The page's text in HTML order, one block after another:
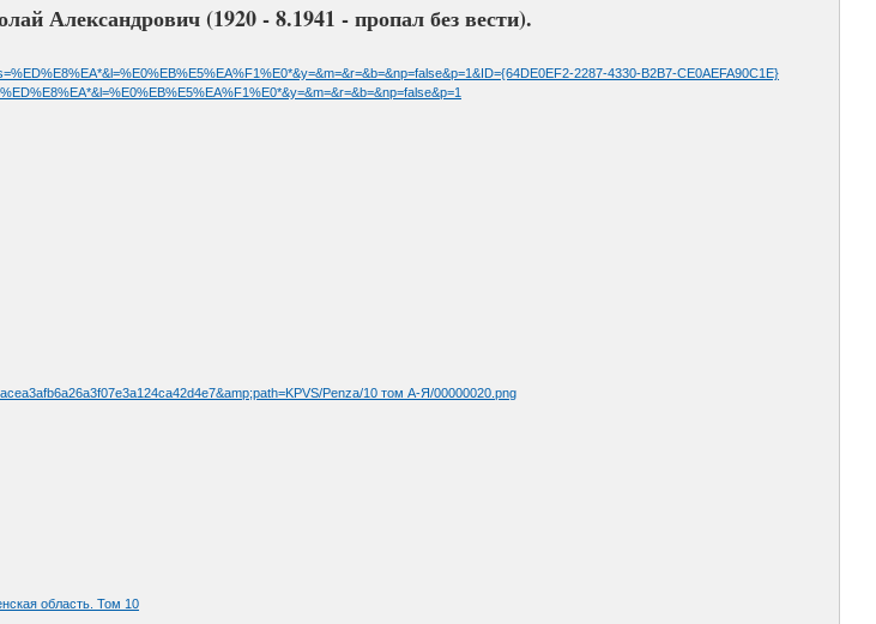
Александрович (1920 - 8.1941 - пропал без вести).
2287-4330-B2B7-CE0AEFA90C1E}
Penza/10 том А-Я/00000020.png
область. Том 10